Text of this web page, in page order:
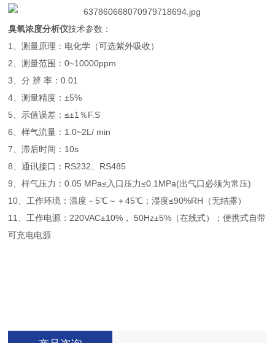
臭氧浓度分析仪技术参数：
1、测量原理：电化学（可选紫外吸收）
2 、测量范围：0~10000ppm
3、分 辨 率：0.01
4、测量精度：±5%
5、示值误差：≤±1％F.S
6、样气流量：1.0~2L/ min
7、滞后时间：10s
8、通讯接口：RS232、RS485
9、样气压力：0.05 MPa≤入口压力≤0.1MPa(出气口必须为常压)
10、工作环境：温度－5℃～＋45℃；湿度≤90%RH（无结露）
11、工作电源：220VAC±10%， 50Hz±5%（在线式）；便携式自带
可充电电源